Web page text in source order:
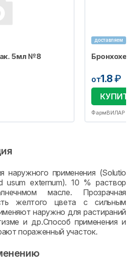
5мл №8
доставляем
от1.8₽
ФармВИЛАР
наружного применения (Solutio
usum externum). 10 % раствор
масле. Прозрачная
желтого цвета с сильным
наружно для растираний
и др.Способ применения и
пораженный участок.